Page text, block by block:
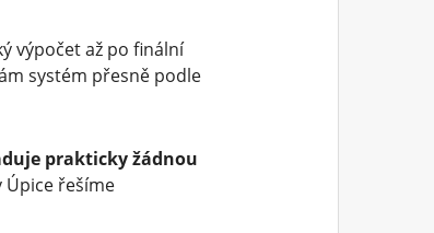
výpočet až po finální
systém přesně podle
prakticky žádnou
Úpice řešíme